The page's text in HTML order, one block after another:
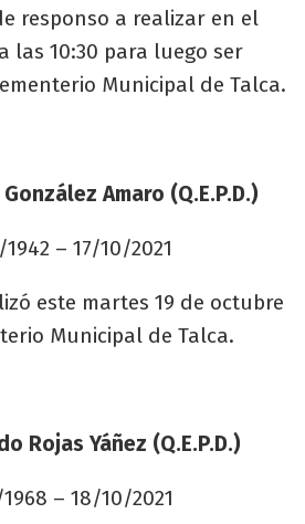
responso a realizar en el
las 10:30 para luego ser
Municipal de Talca.
Amaro (Q.E.P.D.)
– 17/10/2021
este martes 19 de octubre
Municipal de Talca.
Rojas Yáñez (Q.E.P.D.)
– 18/10/2021